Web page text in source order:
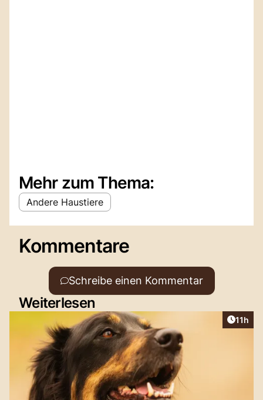
Mehr zum Thema:
Andere Haustiere
Kommentare
Schreibe einen Kommentar
Weiterlesen
11h